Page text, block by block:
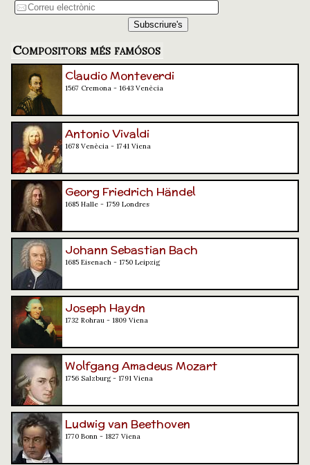
Compositors més famósos
Claudio Monteverdi
1567 Cremona - 1643 Venècia
Antonio Vivaldi
1678 Venècia - 1741 Viena
Georg Friedrich Händel
1685 Halle - 1759 Londres
Johann Sebastian Bach
1685 Eisenach - 1750 Leipzig
Joseph Haydn
1732 Rohrau - 1809 Viena
Wolfgang Amadeus Mozart
1756 Salzburg - 1791 Viena
Ludwig van Beethoven
1770 Bonn - 1827 Viena